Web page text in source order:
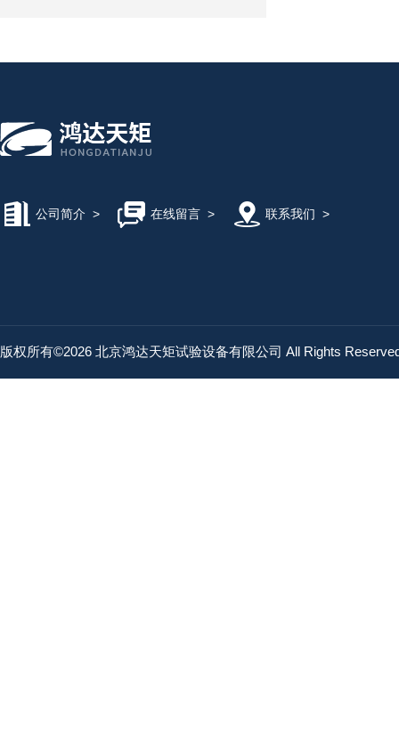
公司简介 > 在线留言> 联系我们 >
版权所有©2026 北京鸿达天矩试验设备有限公司 All Rights